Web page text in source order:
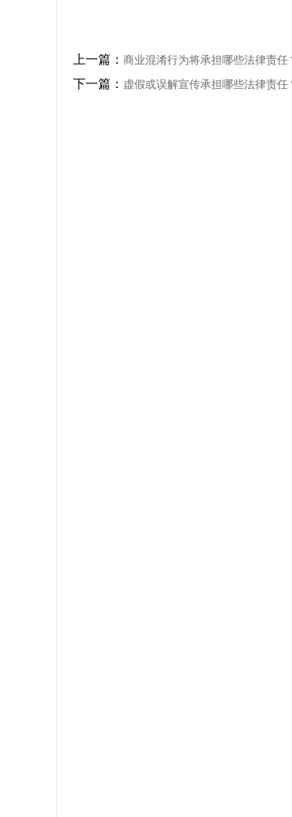
上一篇： 商业混淆行为将承担哪些法律责任
下一篇： 虚假或误解宣传承担哪些法律责任